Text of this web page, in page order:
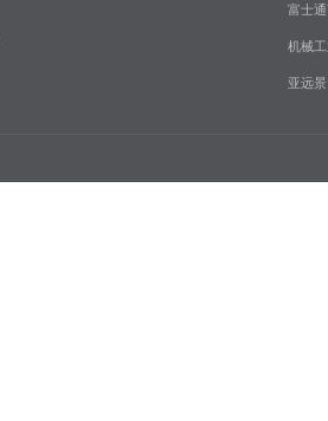
富士
机械
亚远景